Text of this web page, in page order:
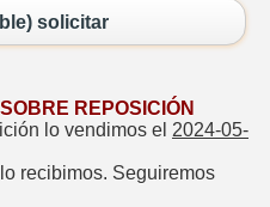
solicitar
REPOSICIÓN
lo vendimos el 2024-05-
recibimos. Seguiremos